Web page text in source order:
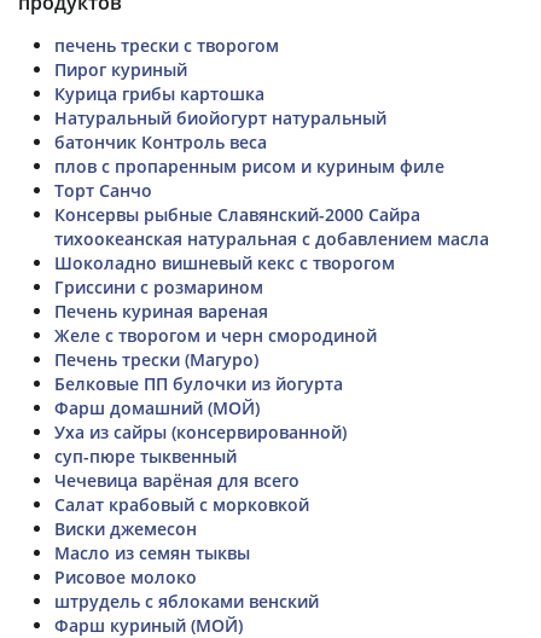
печень трески с творогом
Пирог куриный
Курица грибы картошка
Натуральный биойогурт натуральный
батончик Контроль веса
плов с пропаренным рисом и куриным филе
Торт Санчо
Консервы рыбные Славянский-2000 Сайра
тихоокеанская натуральная с добавлением масла
Шоколадно вишневый кекс с творогом
Гриссини с розмарином
Печень куриная вареная
Желе с творогом и черн смородиной
Печень трески (Магуро)
Белковые ПП булочки из йогурта
Фарш домашний (МОЙ)
Уха из сайры (консервированной)
суп-пюре тыквенный
Чечевица варёная для всего
Салат крабовый с морковкой
Виски джемесон
Масло из семян тыквы
Рисовое молоко
штрудель с яблоками венский
Фарш куриный (МОЙ)